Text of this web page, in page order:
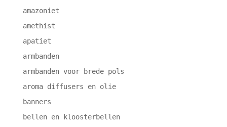
amazoniet
amethist
apatiet
armbanden
armbanden voor brede pols
aroma diffusers en olie
banners
bellen en kloosterbellen